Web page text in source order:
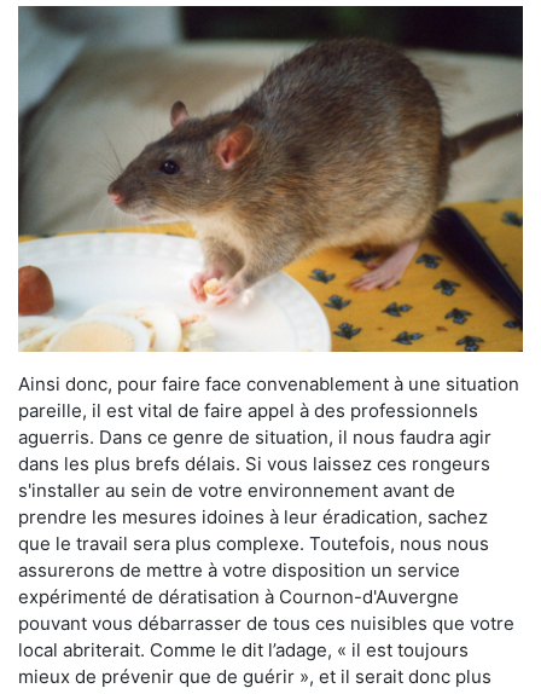
Ainsi donc, pour faire face convenablement à une situation
pareille, il est vital de faire appel à des professionnels
aguerris. Dans ce genre de situation, il nous faudra agir
dans les plus brefs délais. Si vous laissez ces rongeurs
s'installer au sein de votre environnement avant de
prendre les mesures idoines à leur éradication, sachez
que le travail sera plus complexe. Toutefois, nous nous
assurerons de mettre à votre disposition un service
expérimenté de dératisation à Cournon-d'Auvergne
pouvant vous débarrasser de tous ces nuisibles que votre
local abriterait. Comme le dit l’adage, « il est toujours
mieux de prévenir que de guérir », et il serait donc plus